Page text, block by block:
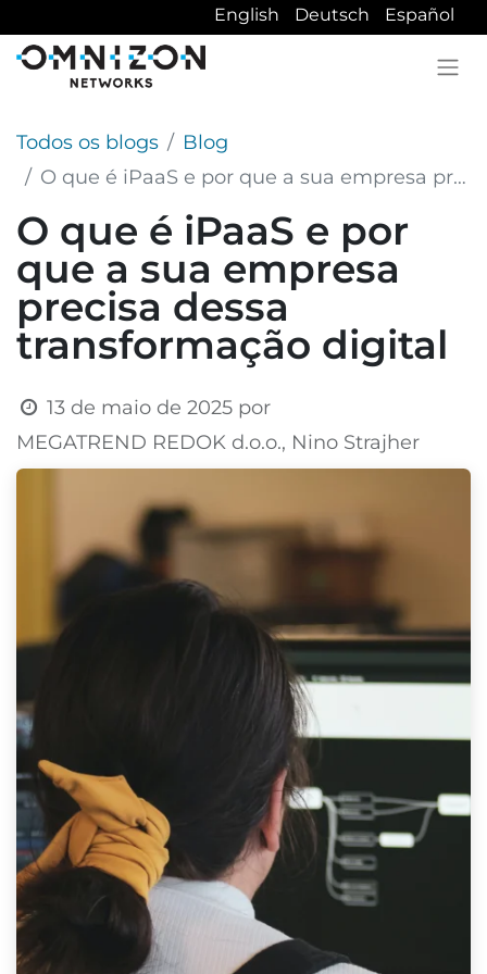
English Deutsch Español
Todos os blogs
Blog
O que é iPaaS e por que a sua empresa precisa dessa transformação digital
O que é iPaaS e por
que a sua empresa
precisa dessa
transformação digital
13 de maio de 2025 por
MEGATREND REDOK d.o.o., Nino Strajher